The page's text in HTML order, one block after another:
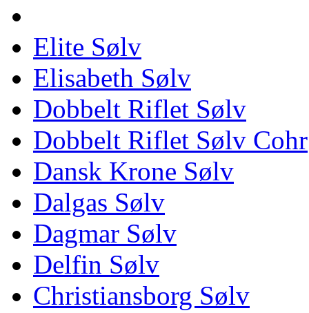
Elite Sølv
Elisabeth Sølv
Dobbelt Riflet Sølv
Dobbelt Riflet Sølv Cohr
Dansk Krone Sølv
Dalgas Sølv
Dagmar Sølv
Delfin Sølv
Christiansborg Sølv